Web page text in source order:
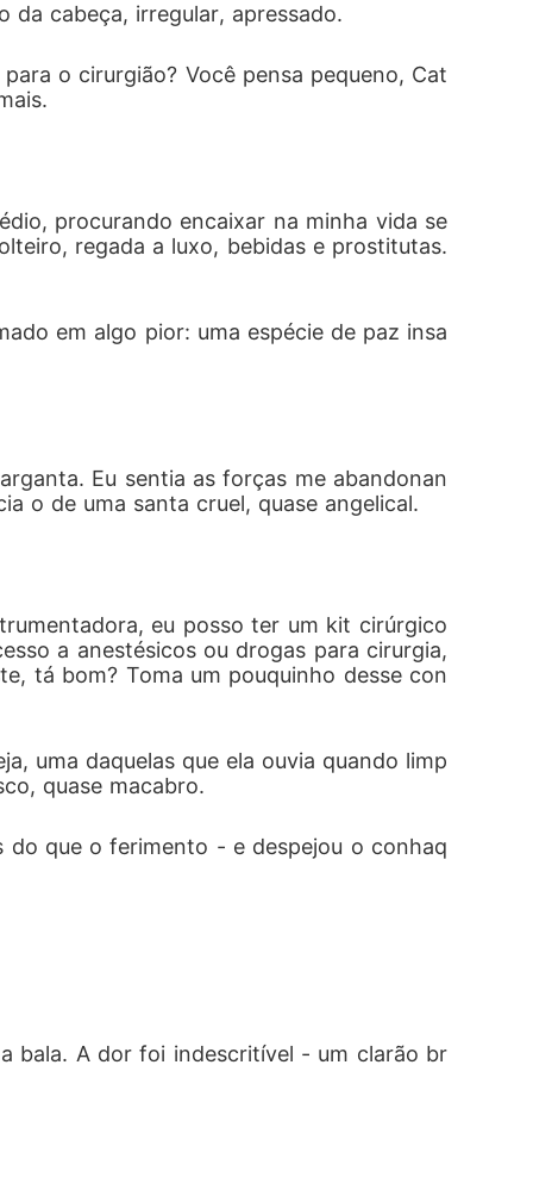
da cabeça, irregular, apressado.
o cirurgião? Você pensa pequeno, Cat
procurando encaixar na minha vida se
regada a luxo, bebidas e prostitutas.
em algo pior: uma espécie de paz insa
Eu sentia as forças me abandonan
o de uma santa cruel, quase angelical.
eu posso ter um kit cirúrgico
a anestésicos ou drogas para cirurgia,
tá bom? Toma um pouquinho desse con
uma daquelas que ela ouvia quando limp
quase macabro.
do que o ferimento - e despejou o conhaq
bala. A dor foi indescritível - um clarão br